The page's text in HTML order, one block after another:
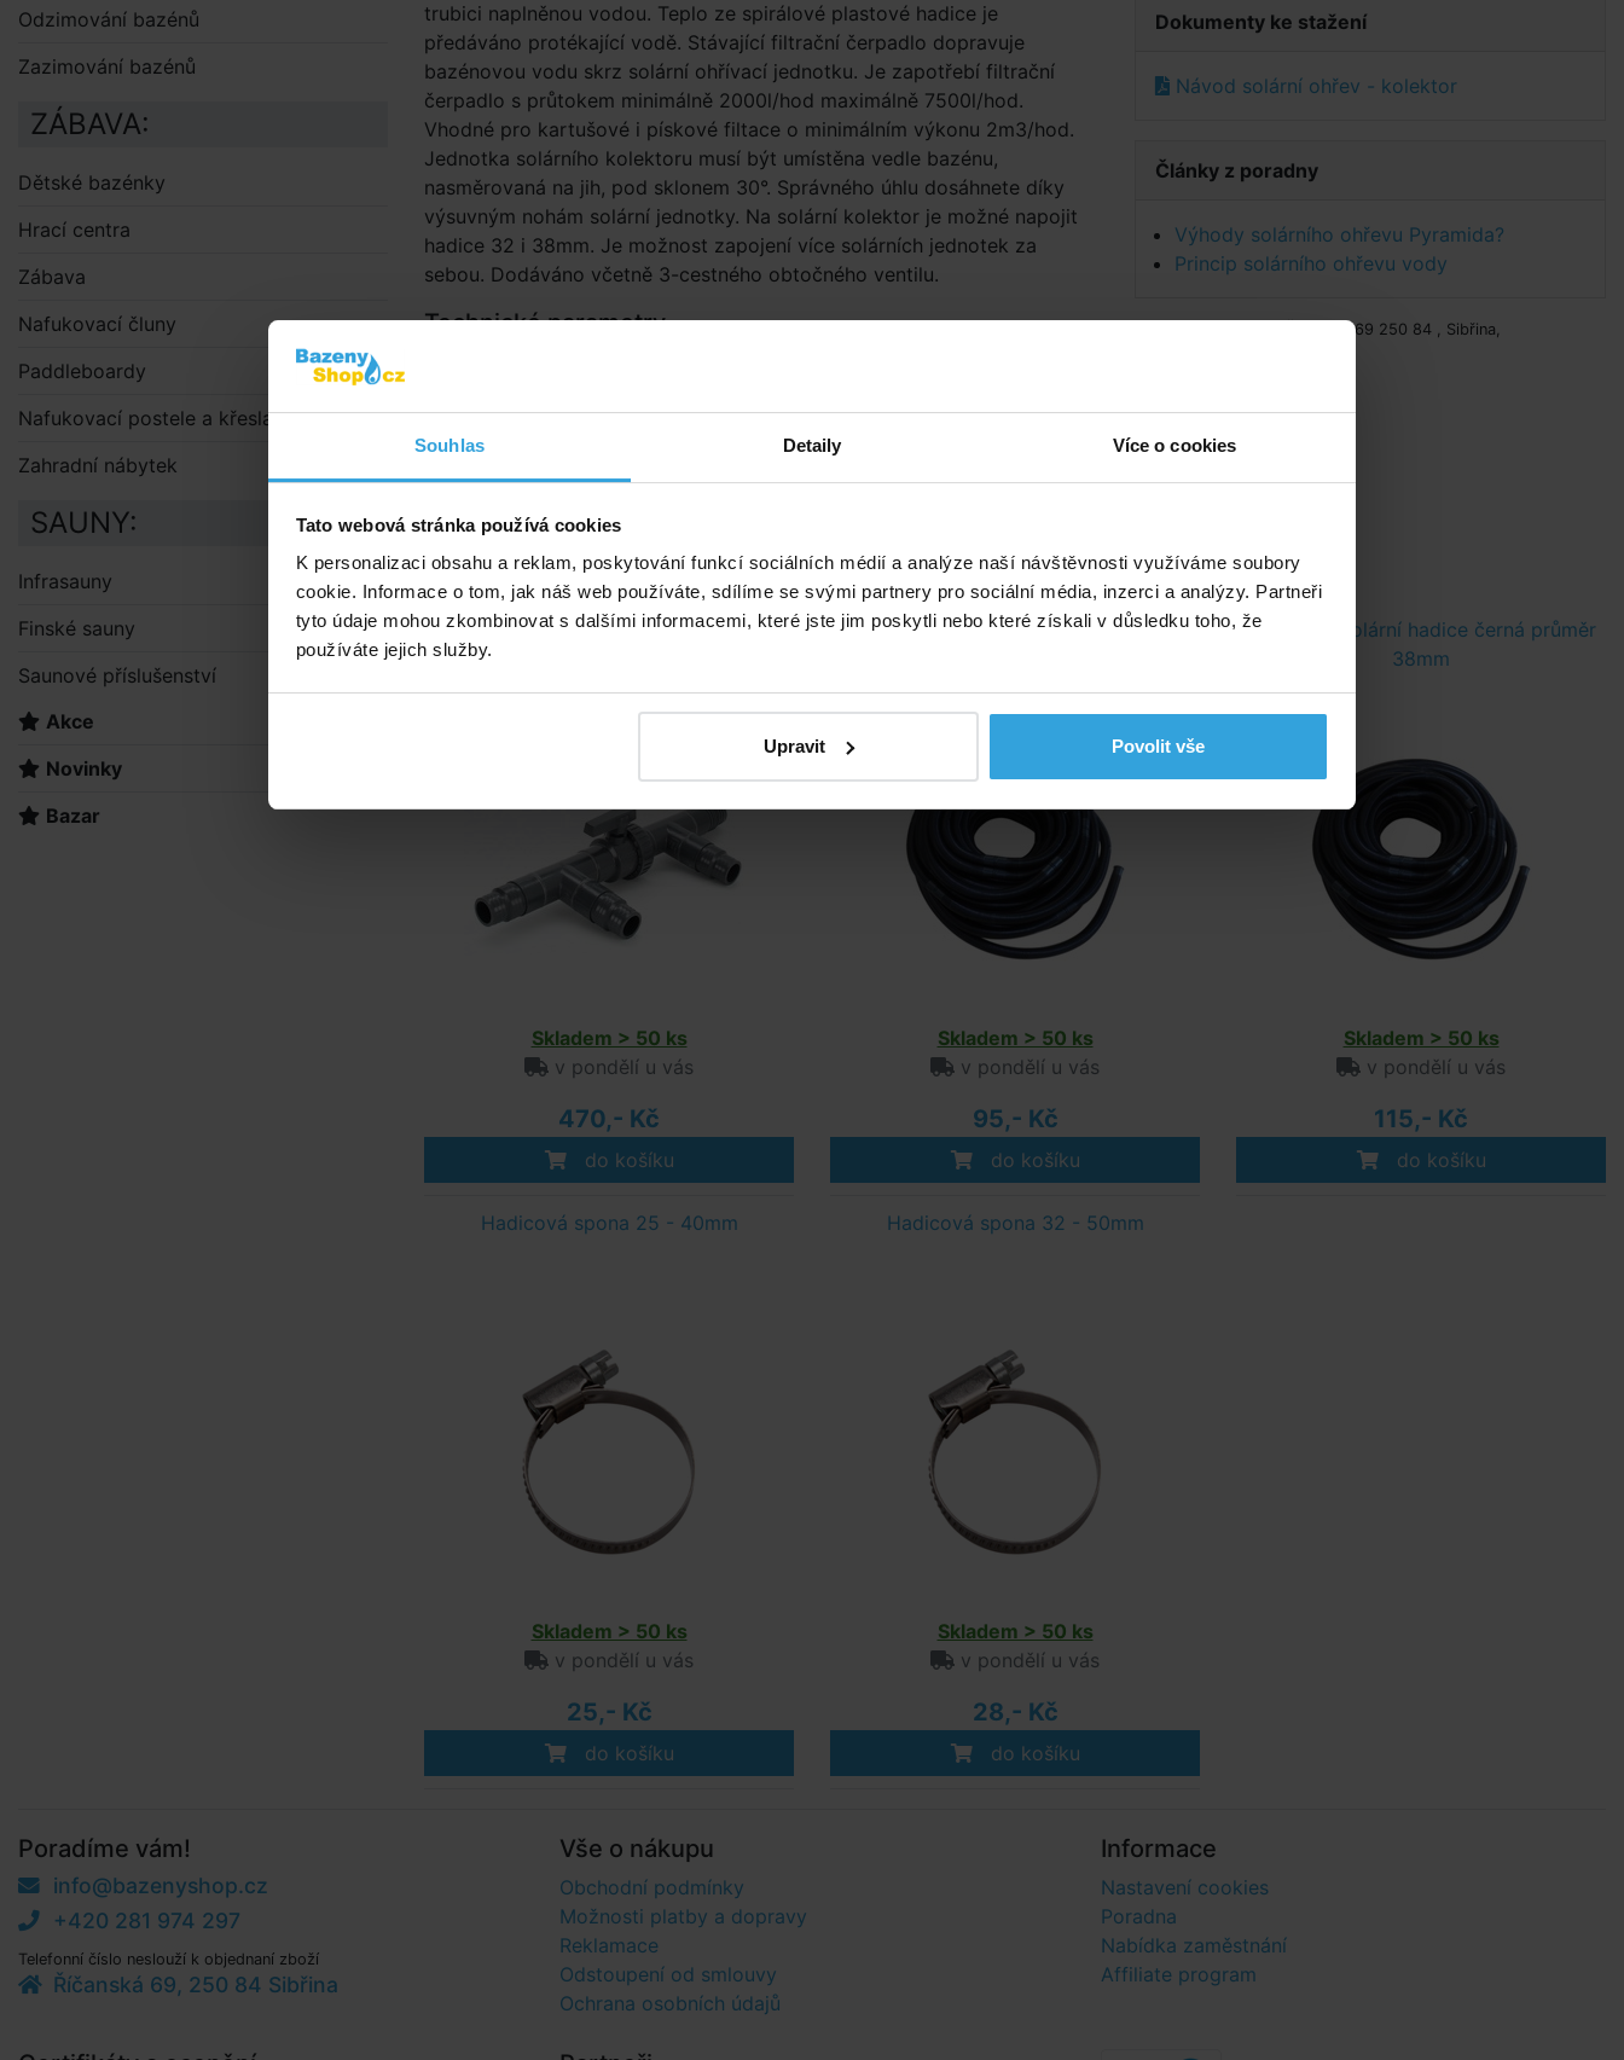
Souhlas Detaily Více o cookies
Tato webová stránka používá cookies
K personalizaci obsahu a reklam, poskytování funkcí sociálních médií a analýze naší návštěvnosti využíváme soubory
cookie. Informace o tom, jak náš web používáte, sdílíme se svými partnery pro sociální média, inzerci a analýzy. Partneři
tyto údaje mohou zkombinovat s dalšími informacemi, které jste jim poskytli nebo které získali v důsledku toho, že
používáte jejich služby.
Upravit Povolit vše
trubici naplněnou vodou. Teplo ze spirálové plastové hadice je
předáváno protékající vodě. Stávající filtrační čerpadlo dopravuje
bazénovou vodu skrz solární ohřívací jednotku. Je zapotřebí filtrační
čerpadlo s průtokem minimálně 2000l/hod maximálně 7500l/hod.
Vhodné pro kartušové i pískové filtace o minimálním výkonu 2m3/hod.
Jednotka solárního kolektoru musí být umístěna vedle bazénu,
nasměrovaná na jih, pod sklonem 30°. Správného úhlu dosáhnete díky
výsuvným nohám solární jednotky. Na solární kolektor je možné napojit
hadice 32 i 38mm. Je možnost zapojení více solárních jednotek za
sebou. Dodáváno včetně 3-cestného obtočného ventilu.
Technické parametry
obsah vody cca 40,7 l
součástí set s 3-cestným obtočným ventilem
připojení na hadice o průměru 32 nebo 38mm (redukce jsou
Dokumenty ke stažení
Návod solární ohřev - kolektor
Články z poradny
Výhody solárního ohřevu Pyramida?
Princip solárního ohřevu vody
Výrobce: PLK s.r.o., Říčanská 69 250 84 , Sibřina,
Doporučené příslušenství (5)
Obtočný ventil 32/38mm
Skladem > 50 ks
v pondělí u vás
470,- Kč
do košíku
Bazénová solární hadice černá průměr
Skladem > 50 ks
v pondělí u vás
95,- Kč
do košíku
Bazénová solární hadice černá průměr
38mm
Skladem > 50 ks
v pondělí u vás
115,- Kč
do košíku
Hadicová spona 25 - 40mm
Skladem > 50 ks
v pondělí u vás
25,- Kč
do košíku
Hadicová spona 32 - 50mm
Skladem > 50 ks
v pondělí u vás
28,- Kč
do košíku
Odzimování bazénů
Zazimování bazénů
ZÁBAVA:
Dětské bazénky
Hrací centra
Zábava
Nafukovací čluny
Paddleboardy
Nafukovací postele a křesla
Zahradní nábytek
SAUNY:
Infrasauny
Finské sauny
Saunové příslušenství
Akce
Novinky
Bazar
Poradíme vám!
info@bazenyshop.cz
+420 281 974 297
Telefonní číslo neslouží k objednaní zboží
Říčanská 69, 250 84 Sibřina
Vše o nákupu
Obchodní podmínky
Možnosti platby a dopravy
Reklamace
Odstoupení od smlouvy
Ochrana osobních údajů
Informace
Nastavení cookies
Poradna
Nabídka zaměstnání
Affiliate program